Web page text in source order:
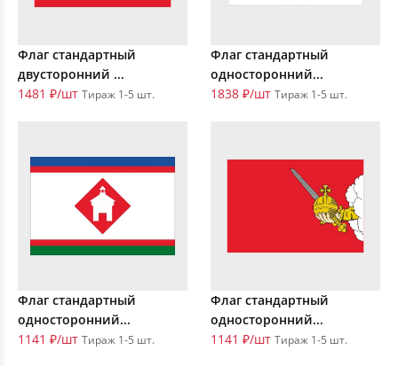
Флаг стандартный
двусторонний ...
1481 ₽/шт Тираж 1-5 шт.
Флаг стандартный
односторонний...
1838 ₽/шт Тираж 1-5 шт.
Флаг стандартный
односторонний...
1141 ₽/шт Тираж 1-5 шт.
Флаг стандартный
односторонний...
1141 ₽/шт Тираж 1-5 шт.